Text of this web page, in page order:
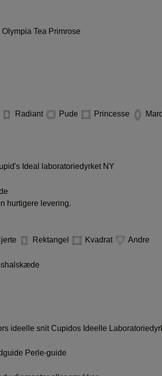
Olympia Tea Primrose
Radiant Pude Princesse
Ideal laboratoriedyrket NY
hurtigere levering.
Rektangel Kvadrat
Andre
ideelle snit Cupidos Ideelle
Perle-guide